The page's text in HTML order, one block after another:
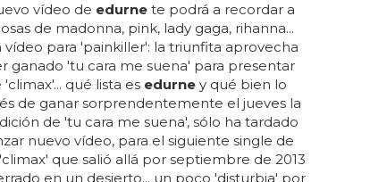
vídeo de edurnete podrá a recordar a
de madonna, pink, lady gaga, rihanna...
para 'painkiller': la triunfita aprovecha
ganado 'tu cara me suena' para presentar
qué lista es edurney qué bien lo
de ganar sorprendentemente el jueves la
de 'tu cara me suena', sólo ha tardado
nuevo vídeo, para el siguiente single de
que salió allá por septiembre de 2013
en un desierto... un poco 'disturbia' por